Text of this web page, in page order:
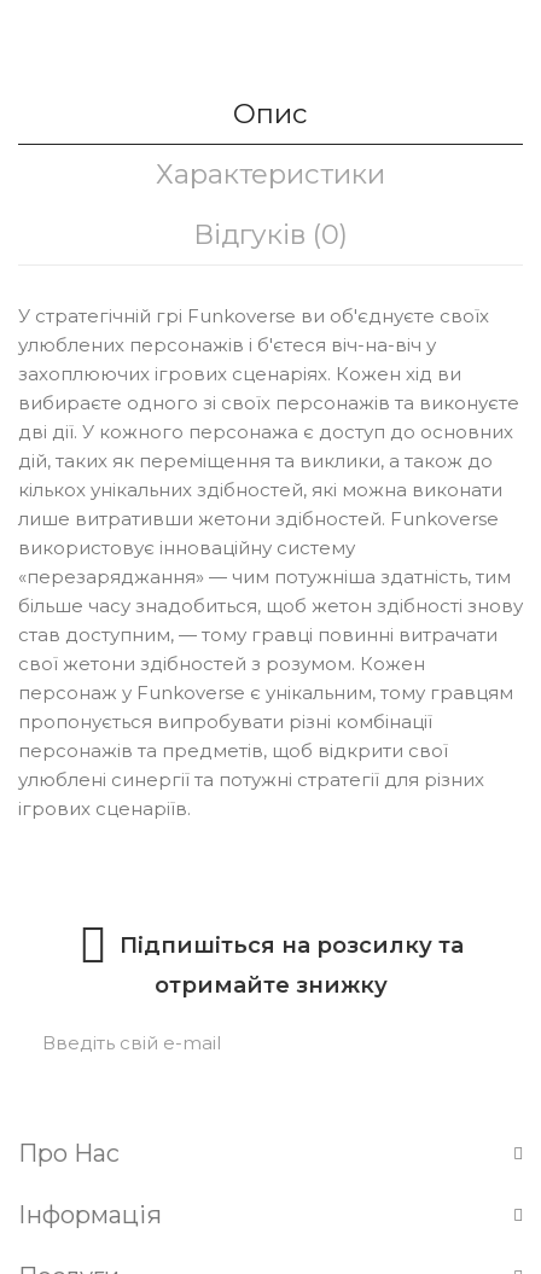
Опис
Характеристики
Відгуків (0)
У стратегічній грі Funkoverse ви об'єднуєте своїх
улюблених персонажів і б'єтеся віч-на-віч у
захоплюючих ігрових сценаріях. Кожен хід ви
вибираєте одного зі своїх персонажів та виконуєте
дві дії. У кожного персонажа є доступ до основних
дій, таких як переміщення та виклики, а також до
кількох унікальних здібностей, які можна виконати
лише витративши жетони здібностей. Funkoverse
використовує інноваційну систему
«перезаряджання» — чим потужніша здатність, тим
більше часу знадобиться, щоб жетон здібності знову
став доступним, — тому гравці повинні витрачати
свої жетони здібностей з розумом. Кожен
персонаж у Funkoverse є унікальним, тому гравцям
пропонується випробувати різні комбінації
персонажів та предметів, щоб відкрити свої
улюблені синергії та потужні стратегії для різних
ігрових сценаріїв.
Підпишіться на розсилку та
отримайте знижку
Про Нас
Інформація